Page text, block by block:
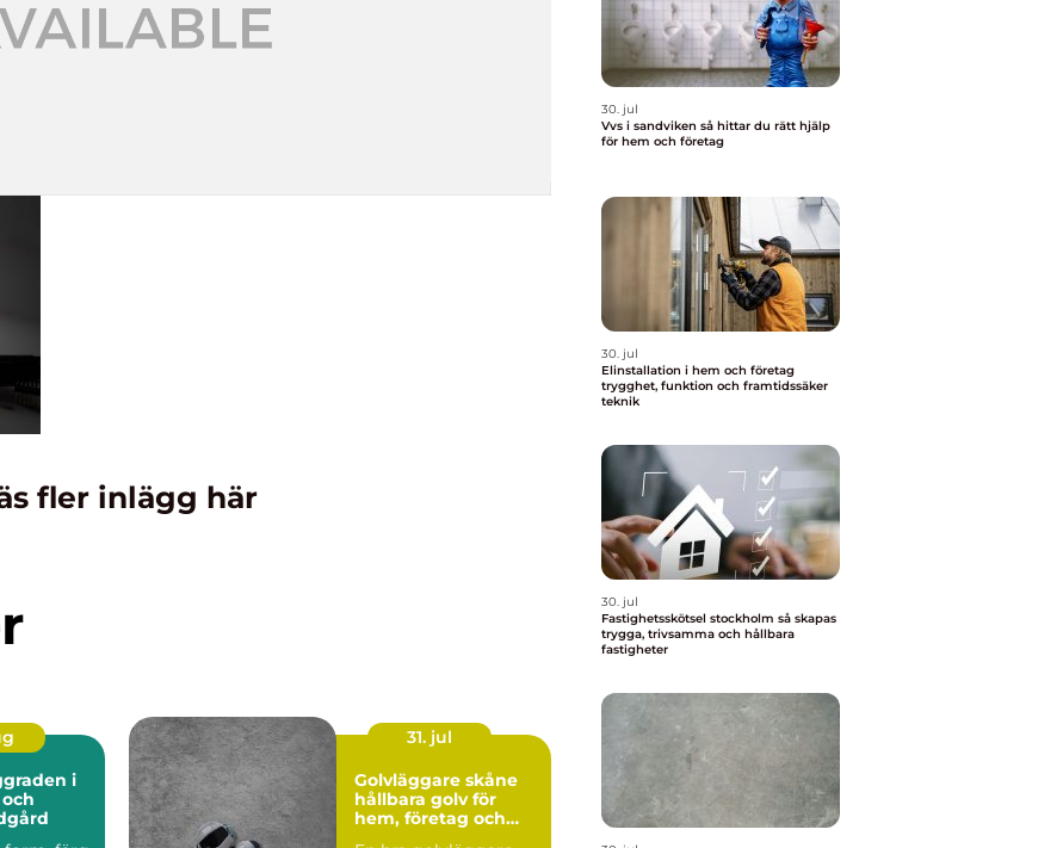
fler inlägg här
31. jul
Golvläggare skåne
hållbara golv för
hem, företag och
30. jul
Vvs i sandviken så hittar du rätt hjälp
för hem och företag
30. jul
Elinstallation i hem och företag
trygghet, funktion och framtidssäker
teknik
30. jul
Fastighetsskötsel stockholm så skapas
trygga, trivsamma och hållbara
fastigheter